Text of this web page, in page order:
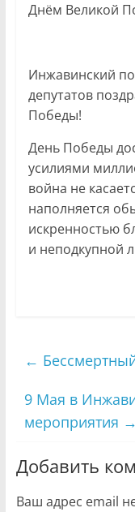
Днём Великой
Инжавинский
депутатов
Победы!
День Победы
усилиями
война не
наполняется
искренностью
и неподкупной
←
9 Мая в
мероприятия →
Добавить
Ваш адрес email